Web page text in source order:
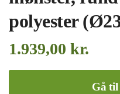
polyester
1.939,00 kr.
Gå